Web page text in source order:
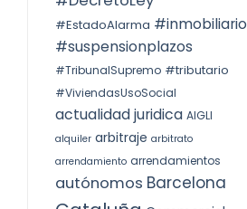
#EstadoAlarma #inmobiliario
#suspensionplazos
#TribunalSupremo #tributario
#ViviendasUsoSocial
actualidad juridica AIGLI
alquiler arbitraje arbitrato
arrendamiento arrendamientos
autónomos Barcelona